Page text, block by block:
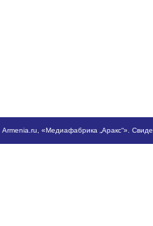
Armenia.ru , «Медиафабрика „Аракс“».